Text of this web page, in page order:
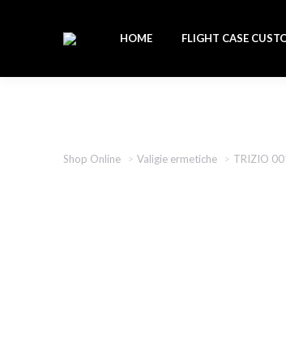
HOME FLIGHT CASE
Shop Online Valigie ermetiche TRIZIO